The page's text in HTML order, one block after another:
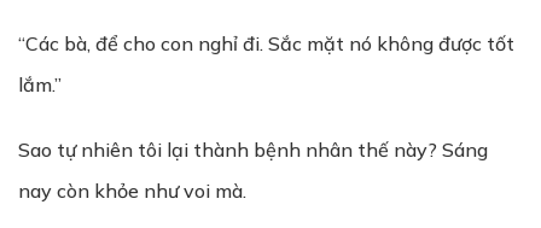
“Các bà, để cho con nghỉ đi. Sắc mặt nó không được tốt
lắm.”
Sao tự nhiên tôi lại thành bệnh nhân thế này? Sáng
nay còn khỏe như voi mà.